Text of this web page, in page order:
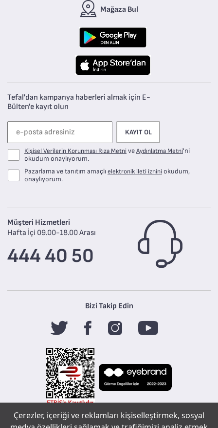
Çerezler, içeriği ve reklamları kişiselleştirmek, sosyal
Mağaza Bul
Tefal'dan kampanya haberleri almak için E-
Bülten'e kayıt olun
KAYIT OL
Kişisel Verilerin Korunması Rıza MetniveAydınlatma Metni'ni
okudum onaylıyorum.
Pazarlama ve tanıtım amaçlıelektronik ileti iznini okudum,
onaylıyorum.
Müşteri Hizmetleri
Hafta İçi 09.00-18.00 Arası
444 40 50
Bizi Takip Edin
Tefal